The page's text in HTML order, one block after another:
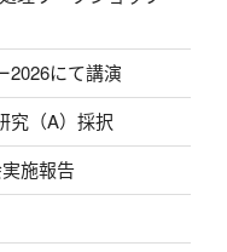
2026にて講演
究（A）採択
施報告